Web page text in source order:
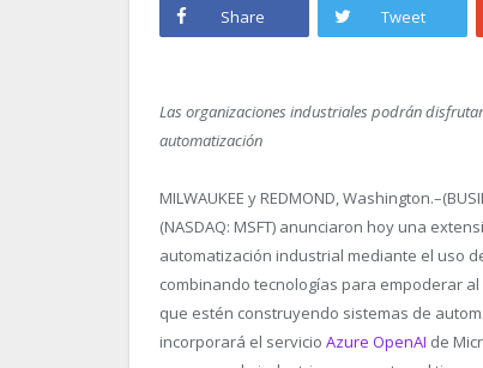
Share Tweet
Las organizaciones industriales podrán
automatización
MILWAUKEE y REDMOND,
(NASDAQ: MSFT) anunciaron hoy una
automatización industrial mediante el uso
combinando tecnologías para empoderar
que estén construyendo sistemas de
incorporará el servicio Azure OpenAI de